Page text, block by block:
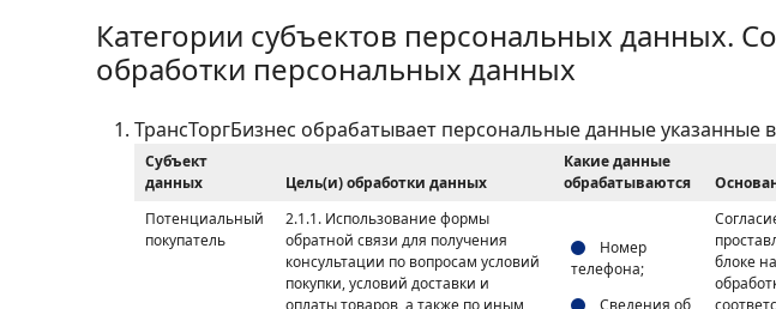
Категории субъектов персональных данных.
обработки персональных данных
ТрансТоргБизнес обрабатывает персональные данные указанные
Субъект
данных
Цель(и) обработки данных
Какие данные
обрабатываются
Потенциальный
покупатель
2.1.1. Использование формы
обратной связи для получения
консультации по вопросам условий
покупки, условий доставки и
оплаты товаров, а также по иным
Номер
телефона;
Сведения об
блоке